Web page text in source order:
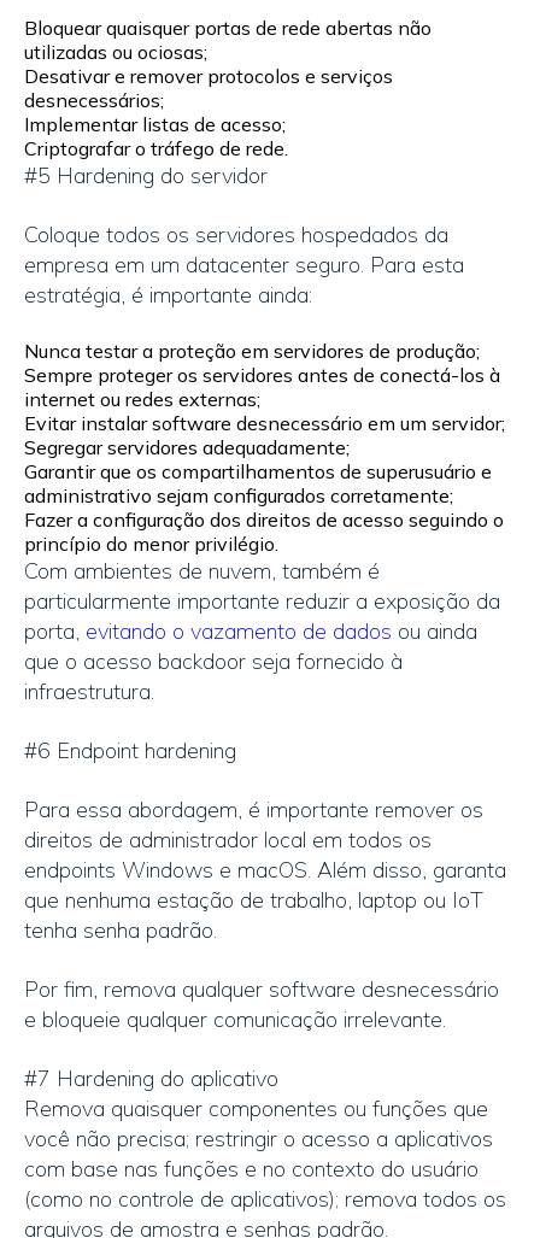
Bloquear quaisquer portas de rede abertas não
utilizadas ou ociosas;
Desativar e remover protocolos e serviços
desnecessários;
Implementar listas de acesso;
Criptografar o tráfego de rede.
#5 Hardening do servidor
Coloque todos os servidores hospedados da
empresa em um datacenter seguro. Para esta
estratégia, é importante ainda:
Nunca testar a proteção em servidores de produção;
Sempre proteger os servidores antes de conectá-los à
internet ou redes externas;
Evitar instalar software desnecessário em um servidor;
Segregar servidores adequadamente;
Garantir que os compartilhamentos de superusuário e
administrativo sejam configurados corretamente;
Fazer a configuração dos direitos de acesso seguindo o
princípio do menor privilégio.
Com ambientes de nuvem, também é
particularmente importante reduzir a exposição da
porta, evitando o vazamento de dados ou ainda
que o acesso backdoor seja fornecido à
infraestrutura.
#6 Endpoint hardening
Para essa abordagem, é importante remover os
direitos de administrador local em todos os
endpoints Windows e macOS. Além disso, garanta
que nenhuma estação de trabalho, laptop ou IoT
tenha senha padrão.
Por fim, remova qualquer software desnecessário
e bloqueie qualquer comunicação irrelevante.
#7 Hardening do aplicativo
Remova quaisquer componentes ou funções que
você não precisa; restringir o acesso a aplicativos
com base nas funções e no contexto do usuário
(como no controle de aplicativos); remova todos os
arquivos de amostra e senhas padrão.